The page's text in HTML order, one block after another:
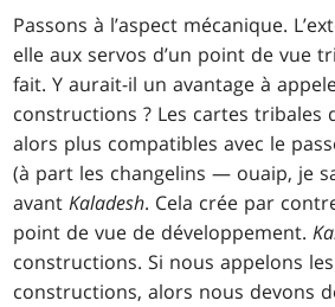
Passons à l’aspect mécanique.
elle aux servos d’un point de vue
fait. Y aurait-il un avantage à
constructions ? Les cartes tribales
alors plus compatibles avec le
(à part les changelins — ouaip, je
avantKaladesh. Cela crée par
point de vue de développement.
constructions. Si nous appelons
constructions, alors nous devons